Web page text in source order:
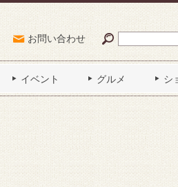
お問い合わせ
イベント グルメ シ